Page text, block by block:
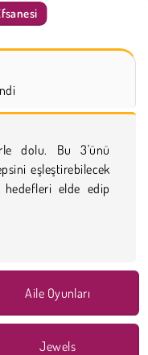
dolu. Bu 3'ünü
eşleştirebilecek
elde edip
Aile Oyunları
Jewels